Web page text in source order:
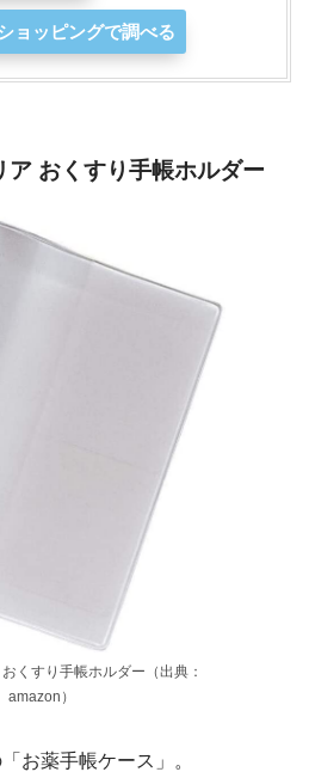
ョッピングで調べる
おくすり手帳ホルダー
くすり手帳ホルダー（出典：
amazon）
お薬手帳ケース」。